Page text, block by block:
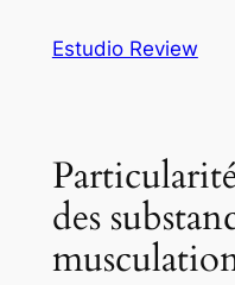
Estudio Review
des